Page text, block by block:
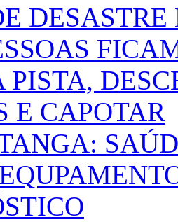
PISTA,
E CAPOTAR